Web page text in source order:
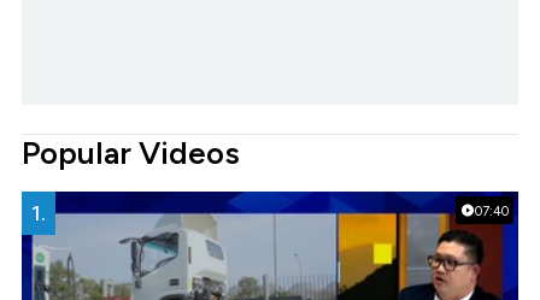
Popular Videos
07:40
1.